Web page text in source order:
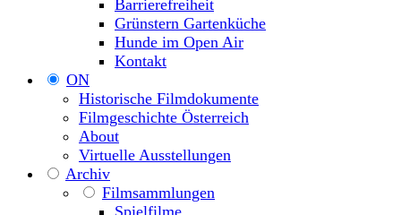
Barrierefreiheit
Grünstern Gartenküche
Hunde im Open Air
Kontakt
ON
Historische Filmdokumente
Filmgeschichte Österreich
About
Virtuelle Ausstellungen
Archiv
Filmsammlungen
Spielfilme